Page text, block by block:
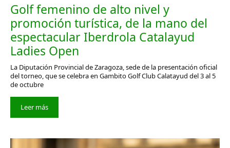
Golf femenino de alto nivel y
promoción turística, de la mano del
espectacular Iberdrola Catalayud
Ladies Open
La Diputación Provincial de Zaragoza, sede de la presentación oficial
del torneo, que se celebra en Gambito Golf Club Calatayud del 3 al 5
de octubre
Leer más